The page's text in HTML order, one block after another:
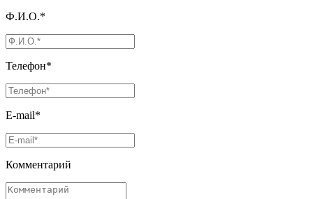
Ф.И.О.*
Телефон*
E-mail*
Комментарий